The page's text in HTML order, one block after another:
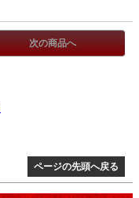
次の商品へ
ページの先頭へ戻る